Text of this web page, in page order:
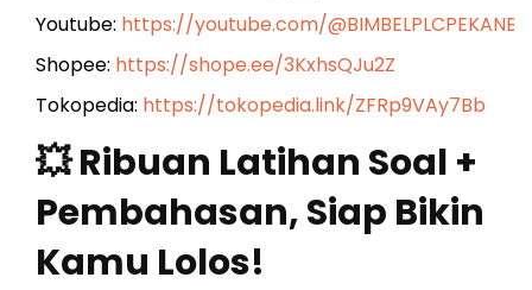
Youtube: https://youtube.com/
Shopee: https://shope.ee/3KxhsQJu2Z
Tokopedia: https://tokopedia.link/ZFRp9VAy7Bb
💥 Ribuan Latihan Soal +
Pembahasan, Siap Bikin
Kamu Lolos!